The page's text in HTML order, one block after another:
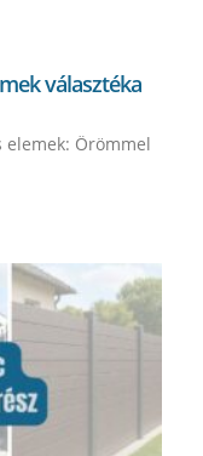
választéka
elemek: Örömmel